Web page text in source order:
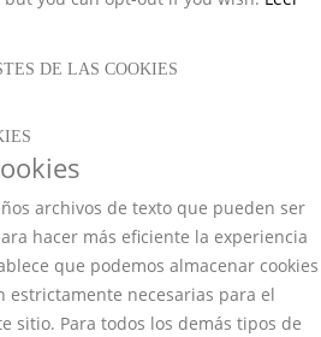
DE LAS COOKIES
archivos de texto que pueden ser
hacer más eficiente la experiencia
que podemos almacenar cookies
estrictamente necesarias para el
sitio. Para todos los demás tipos de